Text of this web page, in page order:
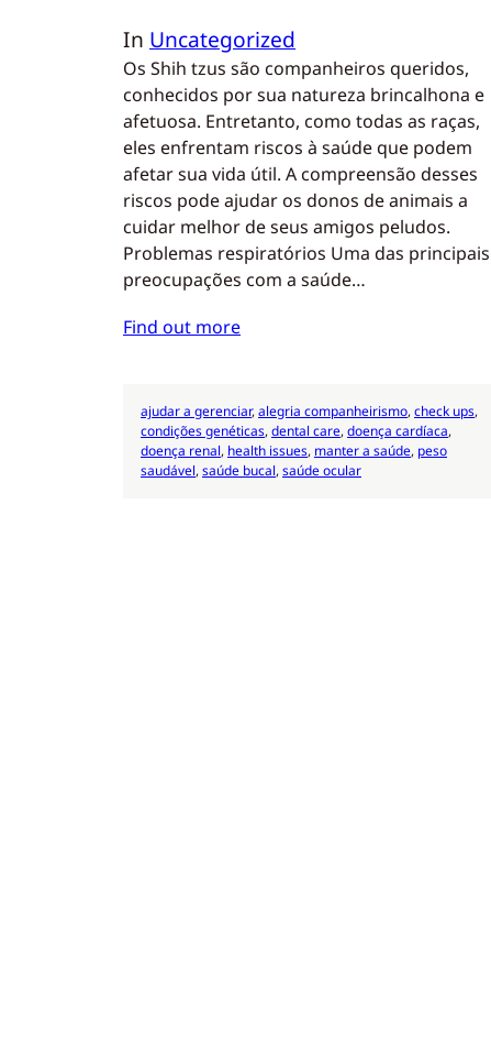
In Uncategorized
Os Shih tzus são companheiros queridos,
conhecidos por sua natureza brincalhona e
afetuosa. Entretanto, como todas as raças,
eles enfrentam riscos à saúde que podem
afetar sua vida útil. A compreensão desses
riscos pode ajudar os donos de animais a
cuidar melhor de seus amigos peludos.
Problemas respiratórios Uma das principais
preocupações com a saúde…
Find out more
ajudar a gerenciar, alegria companheirismo, check ups
condições genéticas, dental care, doença cardíaca
doença renal, health issues, manter a saúde, peso
saudável, saúde bucal, saúde ocular